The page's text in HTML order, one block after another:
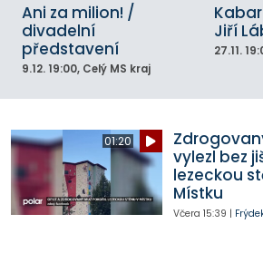
Ani za milion! /
divadelní
představení
9.12. 19:00, Celý MS kraj
Jiří
27.11.
01:20
vylezl bez
lezeckou
Místku
Včera 15:39 |